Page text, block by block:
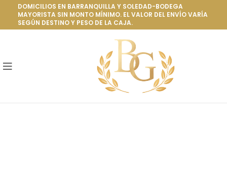
DOMICILIOS EN BARRANQUILLA Y SOLEDAD-BODEGA
MAYORISTA SIN MONTO MÍNIMO. EL VALOR DEL ENVÍO VARÍA
SEGÚN DESTINO Y PESO DE LA CAJA.